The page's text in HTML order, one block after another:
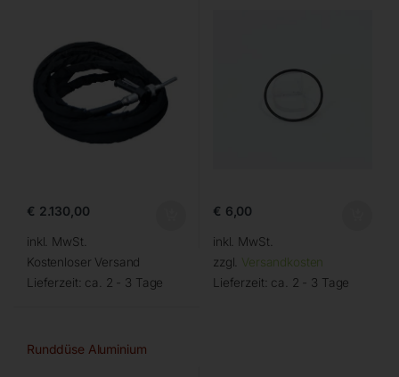
€ 2.130,00
inkl. MwSt.
Kostenloser Versand
Lieferzeit: ca. 2 - 3 Tage
€ 6,00
inkl. MwSt.
zzgl. Versandkosten
Lieferzeit: ca. 2 - 3 Tage
Runddüse Aluminium